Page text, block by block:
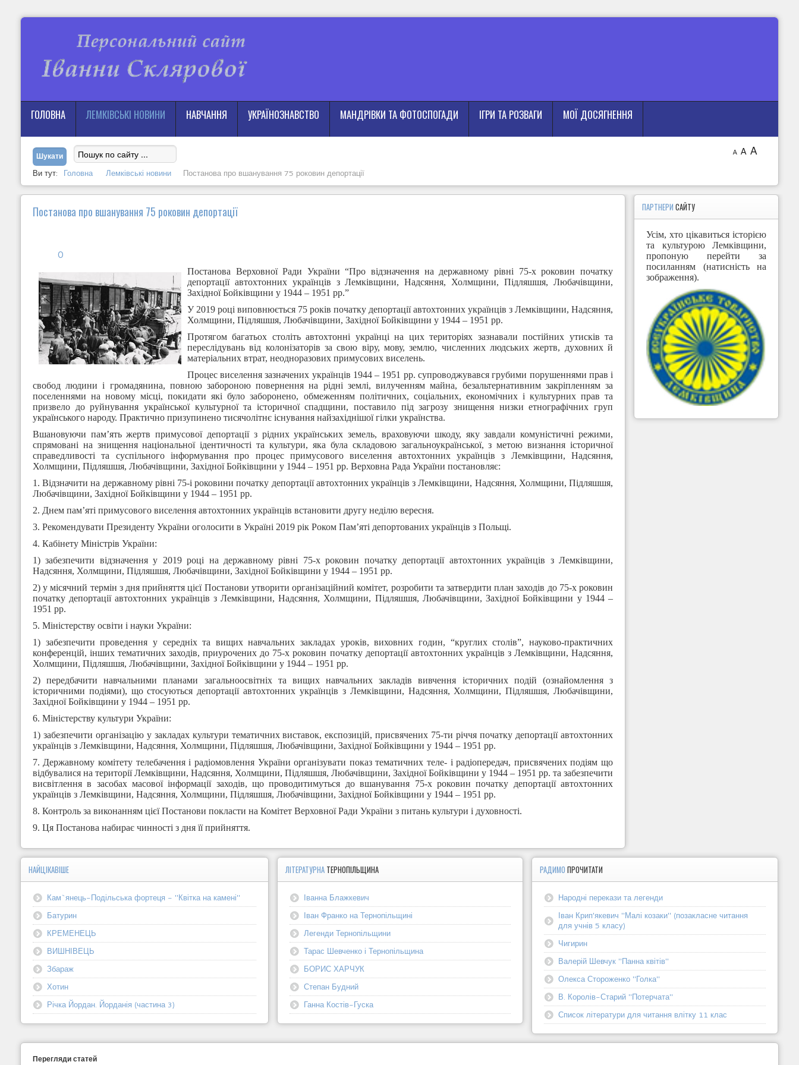
ГОЛОВНА ЛЕМКІВСЬКІ НОВИНИ НАВЧАННЯ УКРАЇНОЗНАВСТВО МАНДРІВКИ ТА ФОТОСПОГАДИ ІГРИ ТА РОЗВАГИ МОЇ ДОСЯГНЕННЯ
Ви тут: Головна Лемківські новини Постанова про вшанування 75 роковин депортації
A A A
Постанова про вшанування 75 роковин депортації
0
Постанова Верховної Ради України “Про відзначення на державному рівні 75-х роковин початку
депортації автохтонних українців з Лемківщини, Надсяння, Холмщини, Підляшшя, Любачівщини,
Західної Бойківщини у 1944 – 1951 рр.”
У 2019 році виповнюється 75 років початку депортації автохтонних українців з Лемківщини, Надсяння,
Холмщини, Підляшшя, Любачівщини, Західної Бойківщини у 1944 – 1951 рр.
Протягом багатьох століть автохтонні українці на цих територіях зазнавали постійних утисків та
переслідувань від колонізаторів за свою віру, мову, землю, численних людських жертв, духовних й
матеріальних втрат, неодноразових примусових виселень.
Процес виселення зазначених українців 1944 – 1951 рр. супроводжувався грубими порушеннями прав і
свобод людини і громадянина, повною забороною повернення на рідні землі, вилученням майна, безальтернативним закріпленням за
поселеннями на новому місці, покидати які було заборонено, обмеженням політичних, соціальних, економічних і культурних прав та
призвело до руйнування української культурної та історичної спадщини, поставило під загрозу знищення низки етнографічних груп
українського народу. Практично призупинено тисячолітнє існування найзахіднішої гілки українства.
Вшановуючи пам’ять жертв примусової депортації з рідних українських земель, враховуючи шкоду, яку завдали комуністичні режими,
спрямовані на знищення національної ідентичності та культури, яка була складовою загальноукраїнської, з метою визнання історичної
справедливості та суспільного інформування про процес примусового виселення автохтонних українців з Лемківщини, Надсяння,
Холмщини, Підляшшя, Любачівщини, Західної Бойківщини у 1944 – 1951 рр. Верховна Рада України постановляє:
1. Відзначити на державному рівні 75-і роковини початку депортації автохтонних українців з Лемківщини, Надсяння, Холмщини, Підляшшя,
Любачівщини, Західної Бойківщини у 1944 – 1951 рр.
2. Днем пам’яті примусового виселення автохтонних українців встановити другу неділю вересня.
3. Рекомендувати Президенту України оголосити в Україні 2019 рік Роком Пам’яті депортованих українців з Польщі.
4. Кабінету Міністрів України:
1) забезпечити відзначення у 2019 році на державному рівні 75-х роковин початку депортації автохтонних українців з Лемківщини,
Надсяння, Холмщини, Підляшшя, Любачівщини, Західної Бойківщини у 1944 – 1951 рр.
2) у місячний термін з дня прийняття цієї Постанови утворити організаційний комітет, розробити та затвердити план заходів до 75-х роковин
початку депортації автохтонних українців з Лемківщини, Надсяння, Холмщини, Підляшшя, Любачівщини, Західної Бойківщини у 1944 –
1951 рр.
5. Міністерству освіти і науки України:
1) забезпечити проведення у середніх та вищих навчальних закладах уроків, виховних годин, “круглих столів”, науково-практичних
конференцій, інших тематичних заходів, приурочених до 75-х роковин початку депортації автохтонних українців з Лемківщини, Надсяння,
Холмщини, Підляшшя, Любачівщини, Західної Бойківщини у 1944 – 1951 рр.
2) передбачити навчальними планами загальноосвiтніх та вищих навчальних закладів вивчення історичних подій (ознайомлення з
історичними подіями), що стосуються депортації автохтонних українців з Лемківщини, Надсяння, Холмщини, Підляшшя, Любачівщини,
Західної Бойківщини у 1944 – 1951 рр.
6. Міністерству культури України:
1) забезпечити організацію у закладах культури тематичних виставок, експозицій, присвячених 75-ти річчя початку депортації автохтонних
українців з Лемківщини, Надсяння, Холмщини, Підляшшя, Любачівщини, Західної Бойківщини у 1944 – 1951 рр.
7. Державному комітету телебачення і радіомовлення України організувати показ тематичних теле- і радіопередач, присвячених подіям що
відбувалися на території Лемківщини, Надсяння, Холмщини, Підляшшя, Любачівщини, Західної Бойківщини у 1944 – 1951 рр. та забезпечити
висвітлення в засобах масової інформації заходів, що проводитимуться до вшанування 75-х роковин початку депортації автохтонних
українців з Лемківщини, Надсяння, Холмщини, Підляшшя, Любачівщини, Західної Бойківщини у 1944 – 1951 рр.
8. Контроль за виконанням цієї Постанови покласти на Комітет Верховної Ради України з питань культури і духовності.
9. Ця Постанова набирає чинності з дня її прийняття.
ПАРТНЕРИСАЙТУ
Усім, хто цікавиться історією
та культурою Лемківщини,
пропоную перейти за
посиланням (натисність на
зображення).
НАЙЦІКАВІШЕ
Кам`янець-Подільська фортеця - "Квітка на камені"
Батурин
КРЕМЕНЕЦЬ
ВИШНІВЕЦЬ
Збараж
Хотин
Річка Йордан. Йорданія (частина 3)
ЛІТЕРАТУРНА ТЕРНОПІЛЬЩИНА
Іванна Блажкевич
Іван Франко на Тернопільщині
Легенди Тернопільщини
Тарас Шевченко і Тернопільщина
БОРИС ХАРЧУК
Степан Будний
Ганна Костів-Гуска
РАДИМОПРОЧИТАТИ
Народні перекази та легенди
Іван Крип'якевич "Малі козаки" (позакласне читання
для учнів 5 класу)
Чигирин
Валерій Шевчук "Панна квітів"
Олекса Стороженко "Голка"
В. Королів-Старий "Потерчата"
Список літератури для читання влітку 11 клас
Перегляди статей